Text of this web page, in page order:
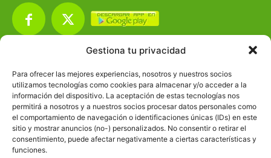
Gestiona tu privacidad
Para ofrecer las mejores experiencias, nosotros y nuestros socios
utilizamos tecnologías como cookies para almacenar y/o acceder a la
información del dispositivo. La aceptación de estas tecnologías nos
permitirá a nosotros y a nuestros socios procesar datos personales como
el comportamiento de navegación o identificaciones únicas (IDs) en este
sitio y mostrar anuncios (no-) personalizados. No consentir o retirar el
consentimiento, puede afectar negativamente a ciertas características y
funciones.
Ciencias
2072
Filosofía
Historia
1597
Lengua
211